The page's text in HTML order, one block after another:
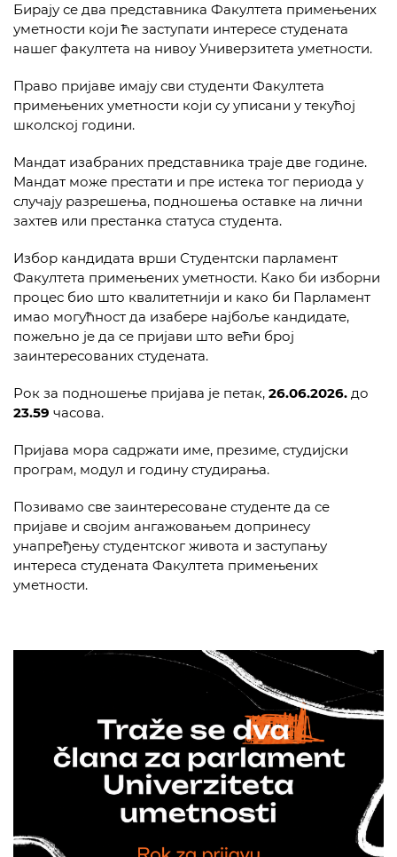
Бирају се два представника Факултета примењених
уметности који ће заступати интересе студената
нашег факултета на нивоу Универзитета уметности.
Право пријаве имају сви студенти Факултета
примењених уметности који су уписани у текућој
школској години.
Мандат изабраних представника траје две године.
Мандат може престати и пре истека тог периода у
случају разрешења, подношења оставке на лични
захтев или престанка статуса студента.
Избор кандидата врши Студентски парламент
Факултета примењених уметности. Како би изборни
процес био што квалитетнији и како би Парламент
имао могућност да изабере најбоље кандидате,
пожељно је да се пријави што већи број
заинтересованих студената.
Рок за подношење пријава је петак, 26.06.2026. до
23.59 часова.
Пријава мора садржати име, презиме, студијски
програм, модул и годину студирања.
Позивамо све заинтересоване студенте да се
пријаве и својим ангажовањем допринесу
унапређењу студентског живота и заступању
интереса студената Факултета примењених
уметности.